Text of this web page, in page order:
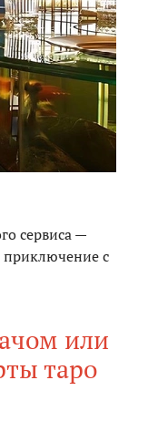
сервиса —
приключение с
или
таро